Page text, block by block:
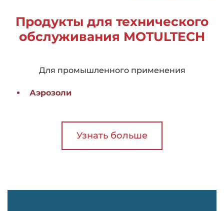
Продукты для технического
обслуживания MOTULTECH
Для промышленного применения
Аэрозоли
Узнать больше